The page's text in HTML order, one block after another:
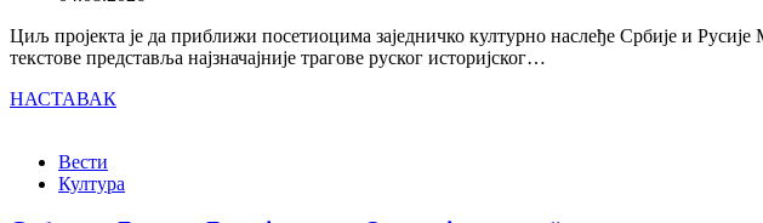
Циљ пројекта је да приближи посетиоцима заједничко културно наслеђе Србије и
текстове представља најзначајније трагове руског историјског…
НАСТАВАК
Вести
Култура